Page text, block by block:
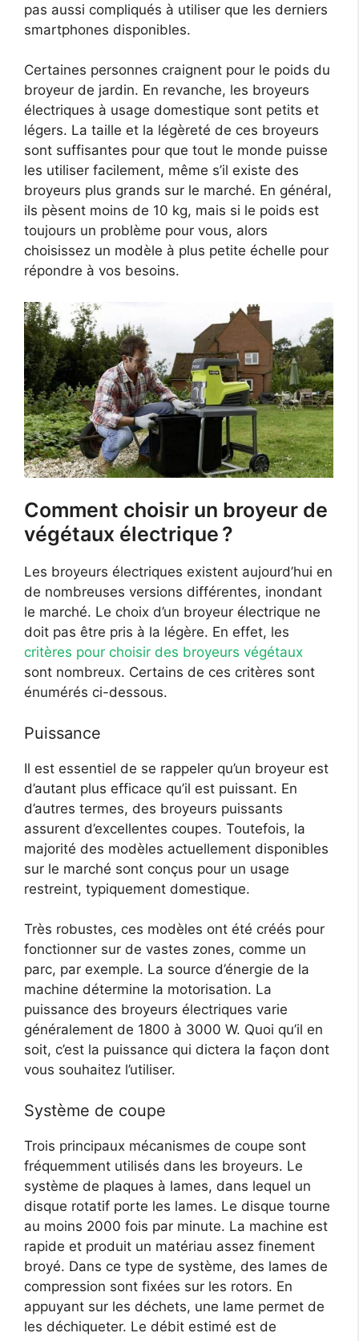
pas aussi compliqués à utiliser que les derniers
smartphones disponibles.
Certaines personnes craignent pour le poids du
broyeur de jardin. En revanche, les broyeurs
électriques à usage domestique sont petits et
légers. La taille et la légèreté de ces broyeurs
sont suffisantes pour que tout le monde puisse
les utiliser facilement, même s’il existe des
broyeurs plus grands sur le marché. En général,
ils pèsent moins de 10 kg, mais si le poids est
toujours un problème pour vous, alors
choisissez un modèle à plus petite échelle pour
répondre à vos besoins.
Comment choisir un broyeur de
végétaux électrique ?
Les broyeurs électriques existent aujourd’hui en
de nombreuses versions différentes, inondant
le marché. Le choix d’un broyeur électrique ne
doit pas être pris à la légère. En effet, les
critères pour choisir des broyeurs végétaux
sont nombreux. Certains de ces critères sont
énumérés ci-dessous.
Puissance
Il est essentiel de se rappeler qu’un broyeur est
d’autant plus efficace qu’il est puissant. En
d’autres termes, des broyeurs puissants
assurent d’excellentes coupes. Toutefois, la
majorité des modèles actuellement disponibles
sur le marché sont conçus pour un usage
restreint, typiquement domestique.
Très robustes, ces modèles ont été créés pour
fonctionner sur de vastes zones, comme un
parc, par exemple. La source d’énergie de la
machine détermine la motorisation. La
puissance des broyeurs électriques varie
généralement de 1800 à 3000 W. Quoi qu’il en
soit, c’est la puissance qui dictera la façon dont
vous souhaitez l’utiliser.
Système de coupe
Trois principaux mécanismes de coupe sont
fréquemment utilisés dans les broyeurs. Le
système de plaques à lames, dans lequel un
disque rotatif porte les lames. Le disque tourne
au moins 2000 fois par minute. La machine est
rapide et produit un matériau assez finement
broyé. Dans ce type de système, des lames de
compression sont fixées sur les rotors. En
appuyant sur les déchets, une lame permet de
les déchiqueter. Le débit estimé est de